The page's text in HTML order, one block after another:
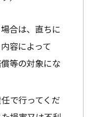
合は、直ちに
容によって
等の対象にな
で行ってくだ